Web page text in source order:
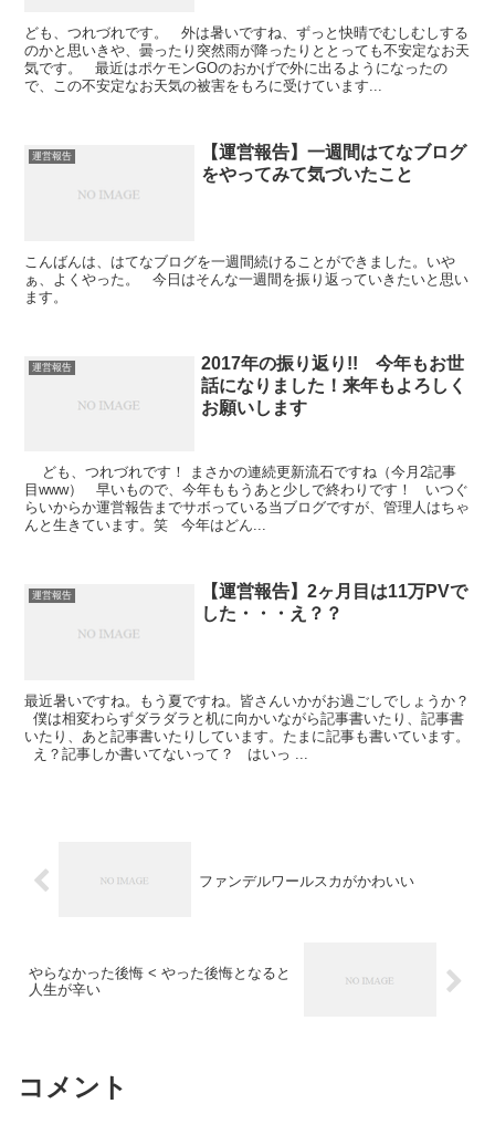
ども、つれづれです。 外は暑いですね、ずっと快晴でむしむしする
のかと思いきや、曇ったり突然雨が降ったりととっても不安定なお天
気です。 最近はポケモンGOのおかげで外に出るようになったの
で、この不安定なお天気の被害をもろに受けています...
運営報告
【運営報告】一週間はてなブログ
をやってみて気づいたこと
こんばんは、はてなブログを一週間続けることができました。いや
ぁ、よくやった。 今日はそんな一週間を振り返っていきたいと思い
ます。
運営報告
2017年の振り返り!! 今年もお世
話になりました！来年もよろしく
お願いします
ども、つれづれです！ まさかの連続更新流石ですね（今月2記事
目www） 早いもので、今年ももうあと少しで終わりです！ いつぐ
らいからか運営報告までサボっている当ブログですが、管理人はちゃ
んと生きています。笑 今年はどん...
運営報告
【運営報告】2ヶ月目は11万PVで
した・・・え？？
最近暑いですね。もう夏ですね。皆さんいかがお過ごしでしょうか？
僕は相変わらずダラダラと机に向かいながら記事書いたり、記事書
いたり、あと記事書いたりしています。たまに記事も書いています。
え？記事しか書いてないって？ はいっ ...
ファンデルワールスカがかわいい
やらなかった後悔 < やった後悔となると
人生が辛い
コメント